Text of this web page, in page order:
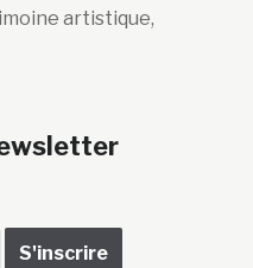
artistique,